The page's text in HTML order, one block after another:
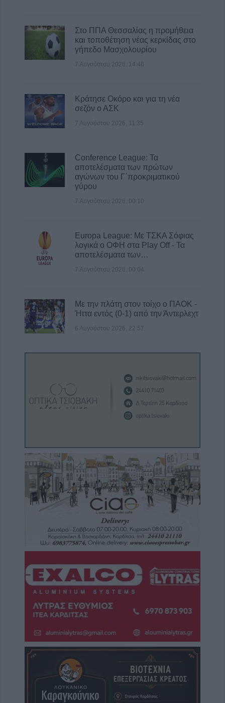
κ. Τιμόθεου το διήμερο 8 & 9 Αυγούστου
7 Αυγούστου 2026, 15:07
Στο ΠΠΑ Θεσσαλίας η προμήθεια
και τοποθέτηση νέας κερκίδας στο
γήπεδο Μασχολουρίου
7 Αυγούστου 2026, 14:46
Κράτησε Οκόρο και για τη νέα
σεζόν ο ΑΣΚ
7 Αυγούστου 2026, 11:35
Conference League: Τα
αποτελέσματα των πρώτων
αγώνων του Γ΄προκριματικού
γύρου
7 Αυγούστου 2026, 00:10
Europa League: Με ΤΣΚΑ Σόφιας
λογικά ο ΟΦΗ στα Play Off - Τα
αποτελέσματα των…
7 Αυγούστου 2026, 00:04
Με την πλάτη στον τοίχο ο ΠΑΟΚ -
Ήττα εντός (0-1) από την Άντερλεχτ
6 Αυγούστου 2026, 22:57